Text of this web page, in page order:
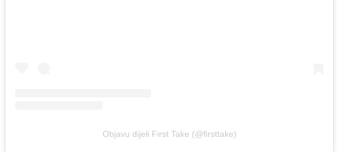
Objavu dijeli First Take (@firsttake)